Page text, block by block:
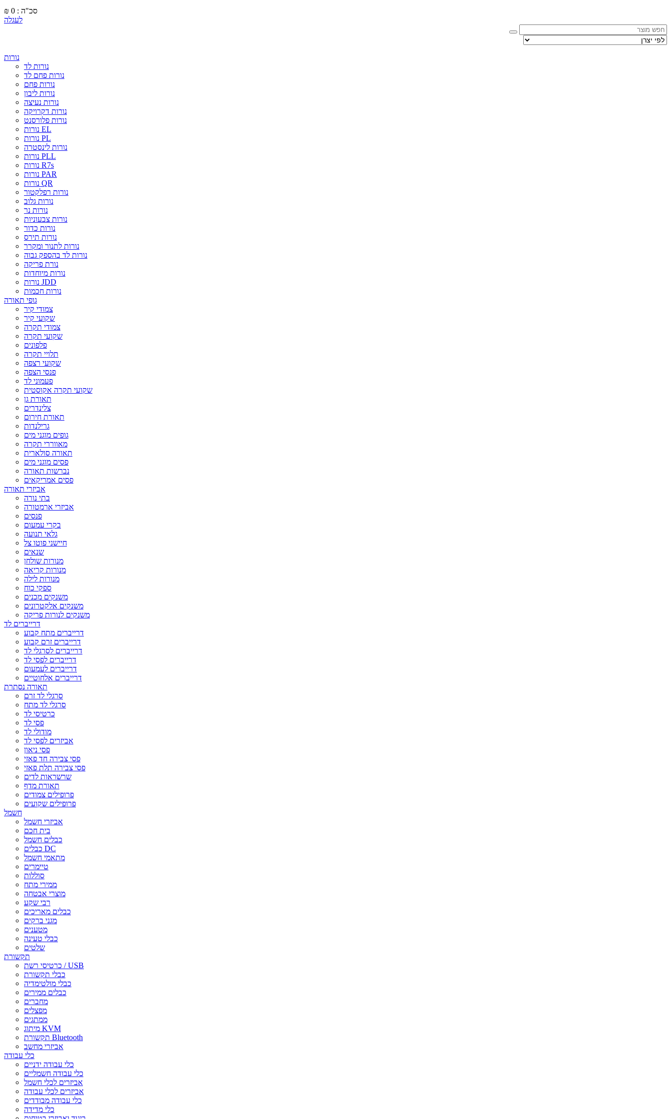
₪
סכ"ה : 0
לעגלה
נורות
נורות לד
נורות פחם לד
נורות פחם
נורות ליבון
נורות נעיצה
נורות דקרויקה
נורות פלורסנט
נורות EL
נורות PL
נורות לינסטרה
נורות PLL
נורות R7s
נורות PAR
נורות QR
נורות רפלקטור
נורות גלוב
נורות נר
נורות צבעוניות
נורות כדור
נורות תירס
נורות לתנור ומקרר
נורות לד בהספק גבוה
נורת פריקה
נורות מיוחדות
נורות JDD
נורות חכמות
גופי תאורה
צמודי קיר
שקועי קיר
צמודי תקרה
שקועי תקרה
פלפונים
תלויי תקרה
שקועי רצפה
פנסי הצפה
פעמוני לד
שקועי תקרה אקוסטית
תאורת גן
צלינדרים
תאורת חירום
גרילנדות
גופים מוגני מים
מאווררי תקרה
תאורה סולארית
פסים מוגני מים
נברשות תאורה
פסים אמריקאים
אביזרי תאורה
בתי נורה
אביזרי ארמטורה
פנסים
בקרי עמעום
גלאי תנועה
חיישני פוטו צל
שנאים
מנורות שולחן
מנורות קריאה
מנורות לילה
ספקי כוח
משנקים מכנים
משנקים אלקטרונים
משנקים לנורות פריקה
דרייברים לד
דרייברים מתח קבוע
דרייברים זרם קבוע
דרייברים לסרגלי לד
דרייברים לפסי לד
דרייברים לעמעום
דרייברים אלחוטיים
תאורה נסתרת
סרגלי לד זרם
סרגלי לד מתח
כרטיסי לד
פסי לד
מודולי לד
אביזרים לפסי לד
פסי ניאון
פסי צבירה חד פאזי
פסי צבירה תלת פאזי
שרשראות לדים
תאורת מדף
פרופילים צמודים
פרופילים שקועים
חשמל
אביזרי חשמל
בית חכם
כבלים חשמל
כבלים DC
מתאמי חשמל
טיימרים
סוללות
ממירי מתח
מוצרי אבטחה
רבי שקע
כבלים מאריכים
מגני ברקים
מטענים
כבלי טעינה
שלטים
תקשורת
כרטיסי רשת / USB
כבלי תקשורת
כבלי מולטימדיה
כבלים ממירים
מחברים
מפצלים
ממתגים
מיתוג KVM
תקשורת Bluetooth
אביזרי מחשב
כלי עבודה
כלי עבודה ידניים
כלי עבודה חשמליים
אביזרים לכלי חשמל
אביזרים לכלי עבודה
כלי עבודה מבודדים
כלי מדידה